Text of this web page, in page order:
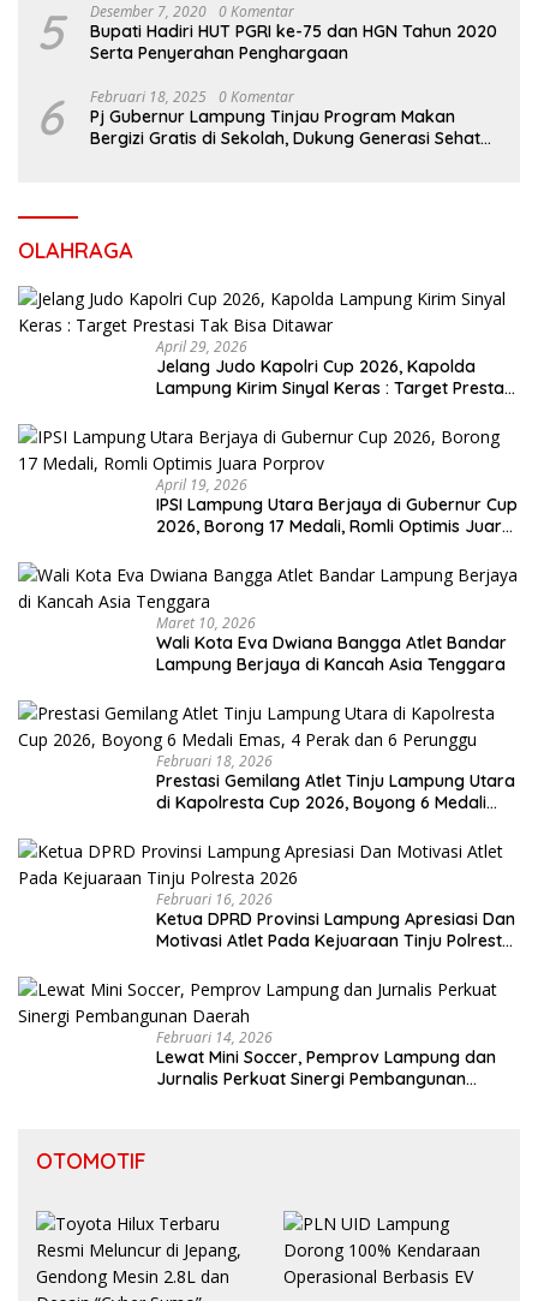
5 Desember 7, 2020 0 Komentar
Bupati Hadiri HUT PGRI ke-75 dan HGN Tahun 2020
Serta Penyerahan Penghargaan
6 Februari 18, 2025 0 Komentar
Pj Gubernur Lampung Tinjau Program Makan
Bergizi Gratis di Sekolah, Dukung Generasi Sehat
OLAHRAGA
April 29, 2026
Jelang Judo Kapolri Cup 2026, Kapolda
Lampung Kirim Sinyal Keras : Target Prestasi
April 19, 2026
IPSI Lampung Utara Berjaya di Gubernur Cup
2026, Borong 17 Medali, Romli Optimis Juara
Maret 10, 2026
Wali Kota Eva Dwiana Bangga Atlet Bandar
Lampung Berjaya di Kancah Asia Tenggara
Februari 18, 2026
Prestasi Gemilang Atlet Tinju Lampung Utara
di Kapolresta Cup 2026, Boyong 6 Medali
Februari 16, 2026
Ketua DPRD Provinsi Lampung Apresiasi Dan
Motivasi Atlet Pada Kejuaraan Tinju Polresta
Februari 14, 2026
Lewat Mini Soccer, Pemprov Lampung dan
Jurnalis Perkuat Sinergi Pembangunan
OTOMOTIF